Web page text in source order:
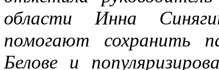
области Инна
помогают сохранить
Белове и